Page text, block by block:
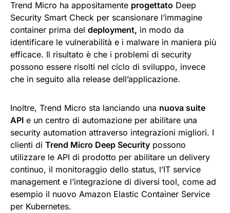
Trend Micro ha appositamente progettato Deep
Security Smart Check per scansionare l’immagine
container prima del deployment, in modo da
identificare le vulnerabilità e i malware in maniera più
efficace. Il risultato è che i problemi di security
possono essere risolti nel ciclo di sviluppo, invece
che in seguito alla release dell’applicazione.
Inoltre, Trend Micro sta lanciando una nuova suite
API e un centro di automazione per abilitare una
security automation attraverso integrazioni migliori. I
clienti di Trend Micro Deep Security possono
utilizzare le API di prodotto per abilitare un delivery
continuo, il monitoraggio dello status, l’IT service
management e l’integrazione di diversi tool, come ad
esempio il nuovo Amazon Elastic Container Service
per Kubernetes.